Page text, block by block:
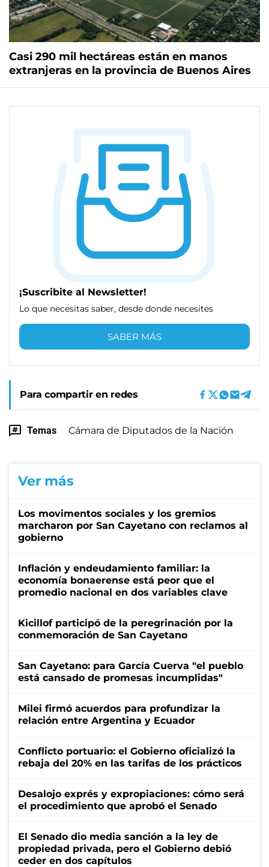
Casi 290 mil hectáreas están en manos
extranjeras en la provincia de Buenos Aires
¡Suscribite al Newsletter!
Lo que necesitas saber, desde donde necesites
SABER MÁS
Para compartir en redes
Temas Cámara de Diputados de la Nación
Ver más
Los movimentos sociales y los gremios
marcharon por San Cayetano con reclamos al
gobierno
Inflación y endeudamiento familiar: la
economía bonaerense está peor que el
promedio nacional en dos variables clave
Kicillof participó de la peregrinación por la
conmemoración de San Cayetano
San Cayetano: para García Cuerva "el pueblo
está cansado de promesas incumplidas"
Milei firmó acuerdos para profundizar la
relación entre Argentina y Ecuador
Conflicto portuario: el Gobierno oficializó la
rebaja del 20% en las tarifas de los prácticos
Desalojo exprés y expropiaciones: cómo será
el procedimiento que aprobó el Senado
El Senado dio media sanción a la ley de
propiedad privada, pero el Gobierno debió
ceder en dos capítulos